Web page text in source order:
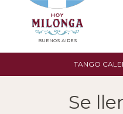
BUENOS AIRES
TANGO
Se